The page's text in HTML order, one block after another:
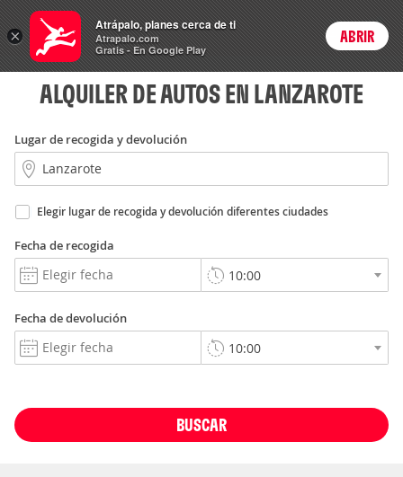
Rent
a Car Login
ALQUILER DE AUTOS EN LANZAROTE
Lugar de recogida y devolución
Elegir lugar de recogida y devolución diferentes ciudades
Fecha de recogida
Fecha de devolución
BUSCAR
×
Atrápalo, planes cerca de ti
Atrapalo.com
Gratis - En Google Play
ABRIR